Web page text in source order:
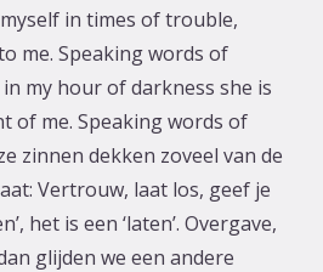
in times of trouble,
me. Speaking words of
my hour of darkness she is
of me. Speaking words of
zinnen dekken zoveel van de
Vertrouw, laat los, geef je
het is een ‘laten’. Overgave,
glijden we een andere